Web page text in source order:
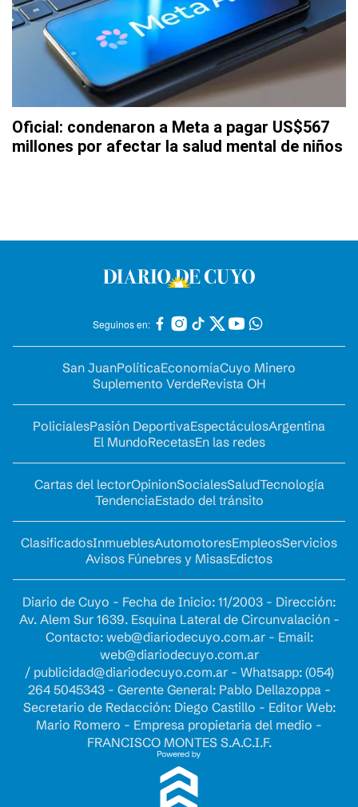
Oficial: condenaron a Meta a pagar US$567
millones por afectar la salud mental de niños
Seguinos en:
San JuanPolíticaEconomíaCuyo Minero
Suplemento VerdeRevista OH
PolicialesPasión DeportivaEspectáculosArgentina
El MundoRecetasEn las redes
Cartas del lectorOpinionSocialesSaludTecnología
TendenciaEstado del tránsito
ClasificadosInmueblesAutomotoresEmpleosServicios
Avisos Fúnebres y MisasEdictos
Diario de Cuyo - Fecha de Inicio: 11/2003 - Dirección:
Av. Alem Sur 1639. Esquina Lateral de Circunvalación -
Contacto: web@diariodecuyo.com.ar- Email:
web@diariodecuyo.com.ar
/ publicidad@diariodecuyo.com.ar- Whatsapp: (054)
264 5045343 - Gerente General: Pablo Dellazoppa -
Secretario de Redacción: Diego Castillo - Editor Web:
Mario Romero - Empresa propietaria del medio -
FRANCISCO MONTES S.A.C.I.F.